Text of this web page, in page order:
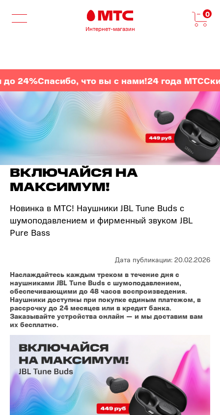
Интернет-магазин
0
24%Спасибо, что вы с нами!24 года МТС
ВКЛЮЧАЙСЯ НА
МАКСИМУМ!
Новинка в МТС! Наушники JBL Tune Buds с
шумоподавлением и фирменный звуком JBL
Pure Bass
Дата публикации: 20.02.2026
Наслаждайтесь каждым треком в течение дня с
наушниками JBL Tune Buds с шумоподавлением,
обеспечивающими до 48 часов воспроизведения.
Наушники доступны при покупке единым платежом, в
рассрочку до 24 месяцев или в кредит банка.
Заказывайте устройства онлайн — и мы доставим вам
их бесплатно.